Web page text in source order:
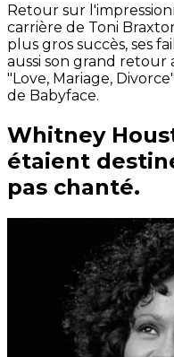
Retour sur
carrière de Toni
plus gros succès, ses
aussi son grand retour
"Love, Mariage,
de Babyface.
Whitney
étaient
pas chanté.